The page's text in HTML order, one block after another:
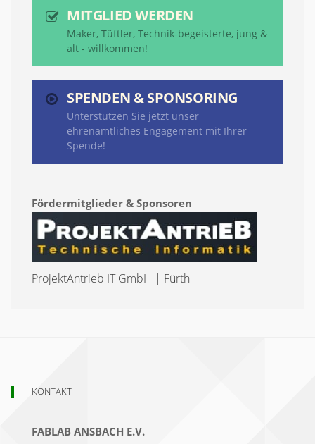
MITGLIED WERDEN
Maker, Tüftler, Technik-begeisterte, jung &
alt - willkommen!
SPENDEN & SPONSORING
Unterstützen Sie jetzt unser
ehrenamtliches Engagement mit Ihrer
Spende!
Fördermitglieder & Sponsoren
ProjektAntrieb IT GmbH | Fürth
KONTAKT
FABLAB ANSBACH E.V.